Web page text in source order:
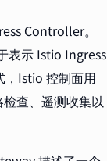
Controller。
表示 Istio Ingress
，Istio 控制面用
查、遥测收集以